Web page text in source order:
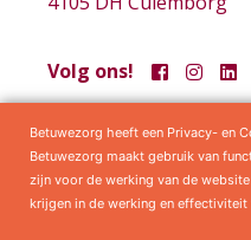
Volg ons!
Samenwerkingen Privacy
Betuwezorg heeft een Privacy- en
Betuwezorg maakt gebruik van
zijn voor de werking van de
krijgen in de werking en effectiviteit